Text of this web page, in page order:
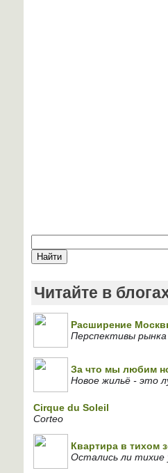
Читайте в
Расширение
Перспективы
За что мы любим
Новое жильё - это
Сirque du Soleil
Corteo
Квартира в тихом
Остались ли тихие